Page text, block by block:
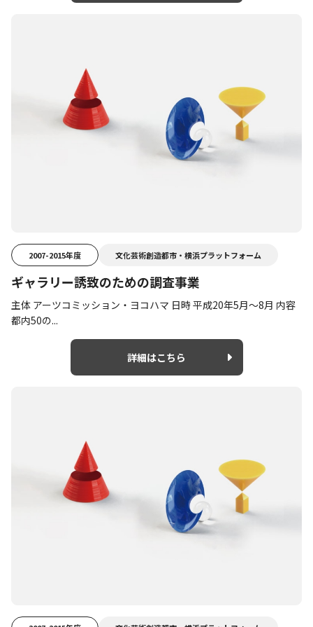
2007-2015年度 文化芸術創造都市・横浜プラットフォーム
ギャラリー誘致のための調査事業
主体 アーツコミッション・ヨコハマ 日時 平成20年5月～8月 内容
都内50の...
詳細はこちら